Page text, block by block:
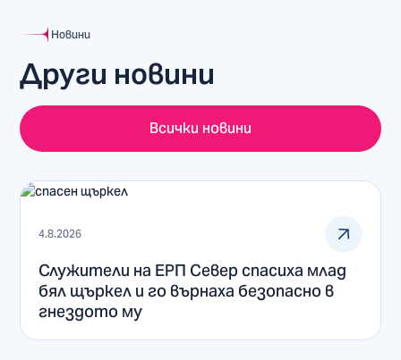
Новини
Други новини
Всички новини
4.8.2026
Служители на ЕРП Север спасиха млад
бял щъркел и го върнаха безопасно в
гнездото му